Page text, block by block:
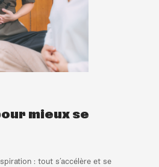
mieux se
: tout s’accélère et se